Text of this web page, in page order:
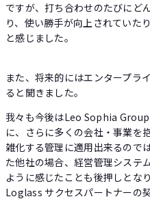
ですが、打ち合わせのたびにど
り、使い勝手が向上されていた
と感じました。
また、将来的にはエンタープラ
ると聞きました。
我々も今後はLeo Sophia
に、さらに多くの会社・事業を
雑化する管理に適用出来るので
た他社の場合、経営管理システ
ように感じたことも後押しとな
Loglass サクセスパートナーの